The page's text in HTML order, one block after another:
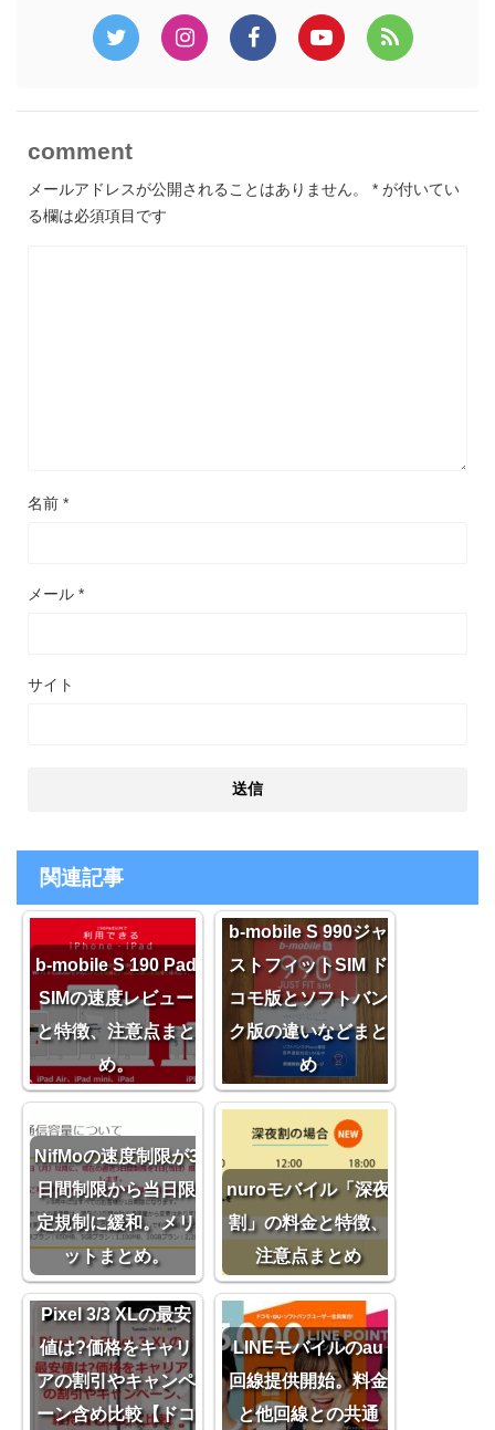
comment
メールアドレスが公開されることはありません。 * が付いてい
る欄は必須項目です
名前 *
メール *
サイト
関連記事
b-mobile S 190 Pad
SIMの速度レビュー
と特徴、注意点まと
め。
b-mobile S 990ジャ
ストフィットSIM ド
コモ版とソフトバン
ク版の違いなどまと
め
NifMoの速度制限が3
日間制限から当日限
定規制に緩和。メリ
ットまとめ。
nuroモバイル「深夜
割」の料金と特徴、
注意点まとめ
Pixel 3/3 XLの最安
値は?価格をキャリ
アの割引やキャンペ
ーン含め比較【ドコ
LINEモバイルのau
回線提供開始。料金
と他回線との共通